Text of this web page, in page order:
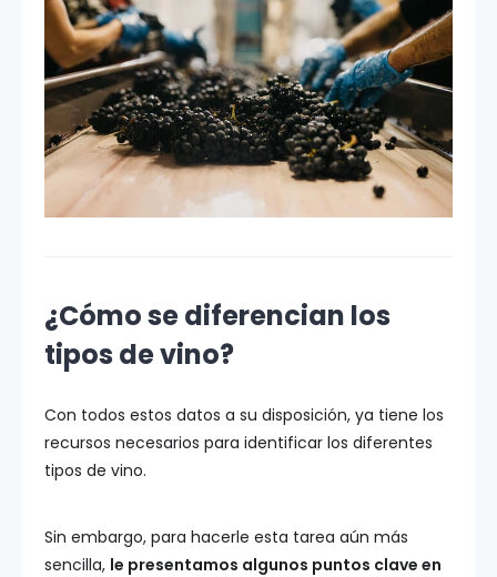
¿Cómo se diferencian los
tipos de vino?
Con todos estos datos a su disposición, ya tiene los
recursos necesarios para identificar los diferentes
tipos de vino.
Sin embargo, para hacerle esta tarea aún más
sencilla, le presentamos algunos puntos clave en